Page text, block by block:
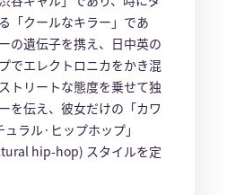
「クールなキラー」であ
の遺伝子を携え、日中英の
でエレクトロニカをかき混
トリートな態度を乗せて独
を伝え、彼女だけの「カワ
ラル·ヒップホップ」
hip-hop) スタイルを定